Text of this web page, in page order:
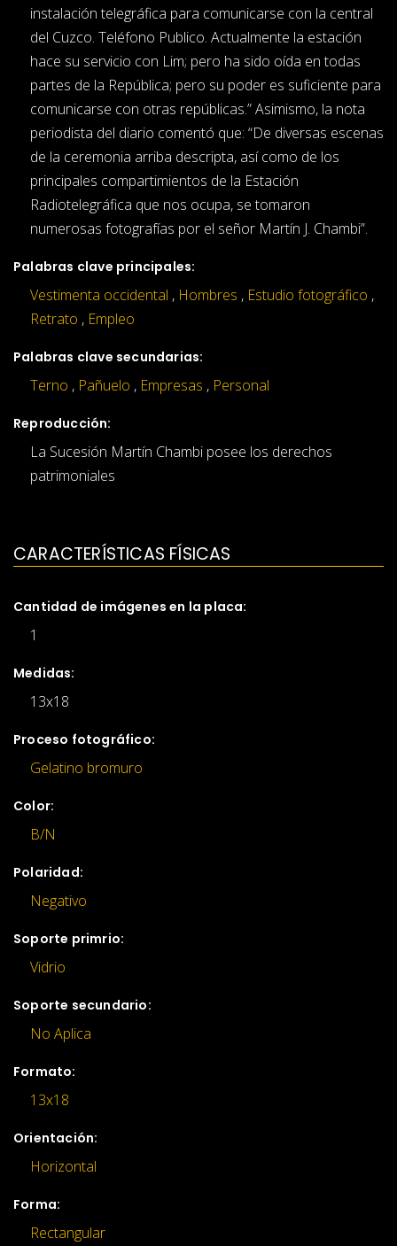
instalación telegráfica para comunicarse con la central
del Cuzco. Teléfono Publico. Actualmente la estación
hace su servicio con Lim; pero ha sido oída en todas
partes de la República; pero su poder es suficiente para
comunicarse con otras repúblicas.” Asimismo, la nota
periodista del diario comentó que: “De diversas escenas
de la ceremonia arriba descripta, así como de los
principales compartimientos de la Estación
Radiotelegráfica que nos ocupa, se tomaron
numerosas fotografías por el señor Martín J. Chambi”.
Palabras clave principales:
Vestimenta occidental , Hombres , Estudio fotográfico ,
Retrato , Empleo
Palabras clave secundarias:
Terno , Pañuelo , Empresas , Personal
Reproducción:
La Sucesión Martín Chambi posee los derechos
patrimoniales
CARACTERÍSTICAS FÍSICAS
Cantidad de imágenes en la placa:
1
Medidas:
13x18
Proceso fotográfico:
Gelatino bromuro
Color:
B/N
Polaridad:
Negativo
Soporte primrio:
Vidrio
Soporte secundario:
No Aplica
Formato:
13x18
Orientación:
Horizontal
Forma:
Rectangular